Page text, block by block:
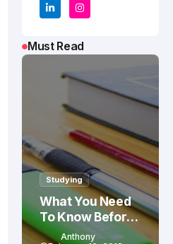
Must Read
Studying
What You Need
To Know Before
Studying In
Anthony